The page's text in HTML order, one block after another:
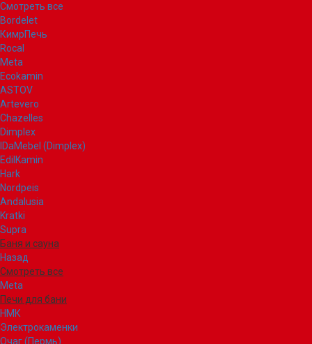
Смотреть все
Bordelet
КимрПечь
Rocal
Meta
Ecokamin
ASTOV
Artevero
Chazelles
Dimplex
IDaMebel (Dimplex)
EdilKamin
Hark
Nordpeis
Andalusia
Kratki
Supra
Баня и сауна
Назад
Смотреть все
Meta
Печи для бани
НМК
Электрокаменки
Очаг (Пермь)